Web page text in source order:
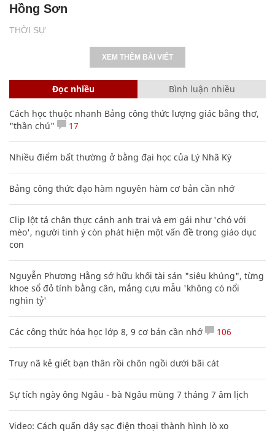
THỜI SỰ
Hồng Sơn
XEM THÊM BÀI VIẾT
Đọc nhiều Bình luận nhiều
Cách học thuộc nhanh Bảng công thức lượng giác bằng thơ,
"thần chú"
17
Nhiều điểm bất thường ở bằng đại học của Lý Nhã Kỳ
Bảng công thức đạo hàm nguyên hàm cơ bản cần nhớ
Clip lột tả chân thực cảnh anh trai và em gái như 'chó với
mèo', người tinh ý còn phát hiện một vấn đề trong giáo dục
con
Nguyễn Phương Hằng sở hữu khối tài sản "siêu khủng", từng
khoe sổ đỏ tính bằng cân, mắng cựu mẫu 'không có nổi
nghìn tỷ'
Các công thức hóa học lớp 8, 9 cơ bản cần nhớ 106
Truy nã kẻ giết bạn thân rồi chôn ngồi dưới bãi cát
Sự tích ngày ông Ngâu - bà Ngâu mùng 7 tháng 7 âm lịch
Video: Cách quấn dây sạc điện thoại thành hình lò xo